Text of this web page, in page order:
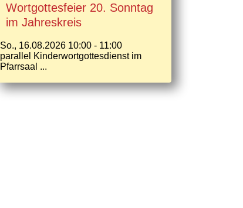
Wortgottesfeier 20. Sonntag
im Jahreskreis
So., 16.08.2026 10:00 - 11:00
parallel Kinderwortgottesdienst im
Pfarrsaal ...